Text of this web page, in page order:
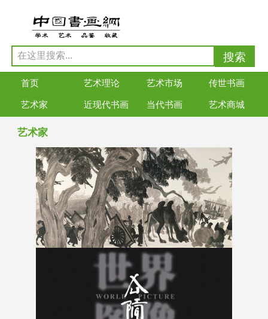
首页 艺术理论 艺术市场 传世书画
艺术家 近现代书画 当代书画 艺术商城
艺术家